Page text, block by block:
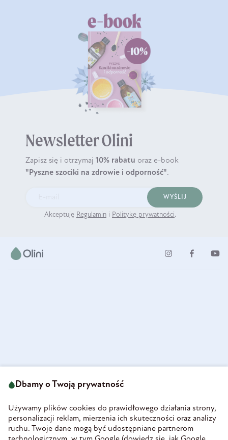
Newsletter Olini
Zapisz się i otrzymaj 10% rabatu oraz e-book
"Pyszne szociki na zdrowie i odporność".
WYŚLIJ
Akceptuję Regulamin i Politykę prywatności.
58-160 Świebodzice
REGON 890213034
INFORMACJE
Dbamy o Twoją prywatność
Używamy plików cookies do prawidłowego działania strony,
personalizacji reklam, mierzenia ich skuteczności oraz analizy
ruchu. Twoje dane mogą być udostępniane partnerom